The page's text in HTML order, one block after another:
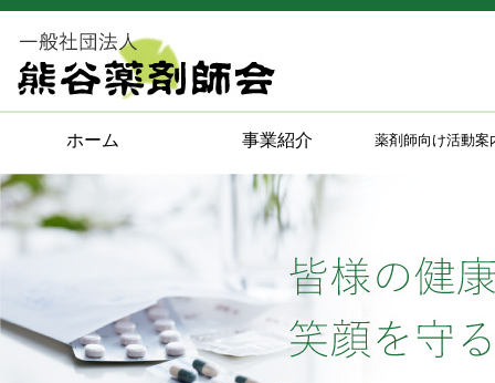
ホーム 事業紹介 薬剤師向け活動案